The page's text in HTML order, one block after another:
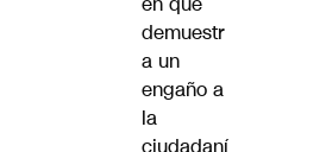
demuestr
a un
engaño a
la
ciudadaní